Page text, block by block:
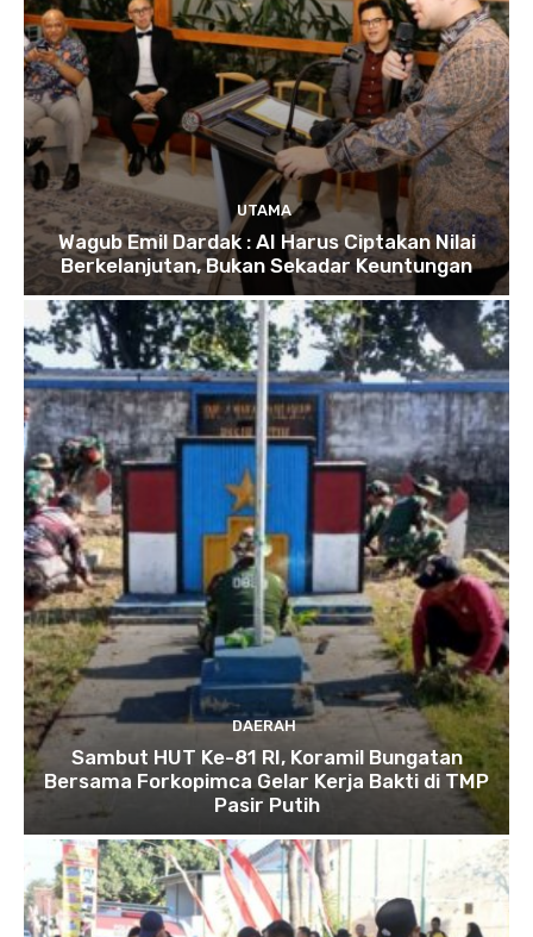
UTAMA
Wagub Emil Dardak : AI Harus Ciptakan Nilai
Berkelanjutan, Bukan Sekadar Keuntungan
DAERAH
Sambut HUT Ke-81 RI, Koramil Bungatan
Bersama Forkopimca Gelar Kerja Bakti di TMP
Pasir Putih